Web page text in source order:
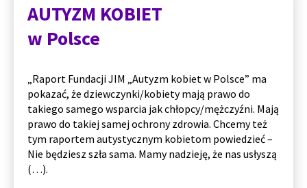
AUTYZM KOBIET
w Polsce
„Raport Fundacji JIM „ Autyzm kobiet w Polsce” ma
pokazać, że dziewczynki/kobiety mają prawo do
takiego samego wsparcia jak chłopcy/mężczyźni. Mają
prawo do takiej samej ochrony zdrowia. Chcemy też
tym raportem autystycznym kobietom powiedzieć –
Nie będziesz szła sama. Mamy nadzieję, że nas usłyszą
(…).